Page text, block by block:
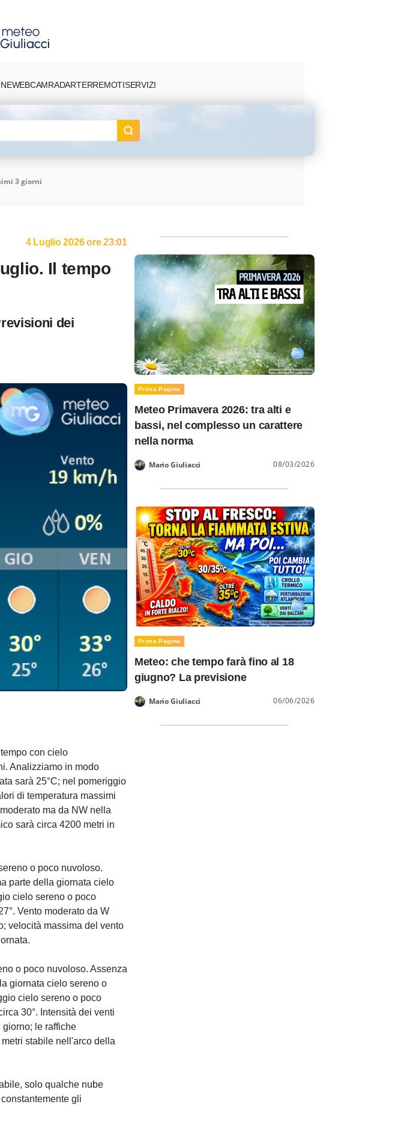
WEBCAMRADARTERREMOTISERVIZI
3 giorni
4 Luglio 2026 ore 23:01
Il tempo
dei
con cielo
Analizziamo in modo
sarà 25°C; nel pomeriggio
di temperatura massimi
ma da NW nella
sarà circa 4200 metri in
o poco nuvoloso.
parte della giornata cielo
cielo sereno o poco
Vento moderato da W
velocità massima del vento
o poco nuvoloso. Assenza
giornata cielo sereno o
cielo sereno o poco
30°. Intensità dei venti
le raffiche
stabile nell'arco della
solo qualche nube
gli
Prima Pagina
Meteo Primavera 2026: tra alti e
bassi, nel complesso un carattere
nella norma
Mario Giuliacci 08/03/2026
Prima Pagina
Meteo: che tempo farà fino al 18
giugno? La previsione
Mario Giuliacci 06/06/2026